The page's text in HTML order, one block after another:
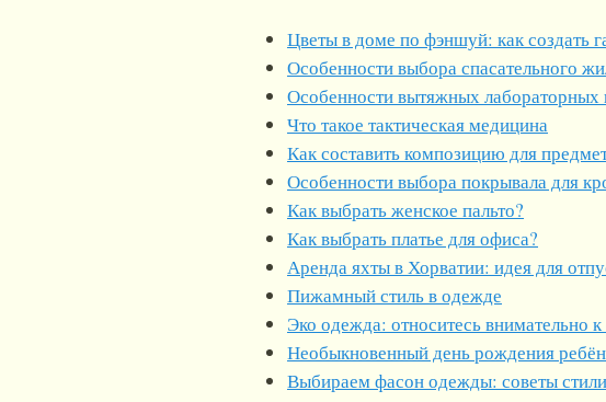
Цветы в доме по фэншуй: как создать
Особенности выбора спасательного
Особенности вытяжных
Что такое тактическая медицина
Как составить композицию для
Особенности выбора покрывала для
Как выбрать женское пальто?
Как выбрать платье для офиса?
Аренда яхты в Хорватии: идея для
Пижамный стиль в одежде
Эко одежда: относитесь внимательно
Необыкновенный день рождения
Выбираем фасон одежды: советы